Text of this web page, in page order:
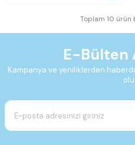
Toplam 10 ürün
E-Bülten
Kampanya ve yeniliklerden